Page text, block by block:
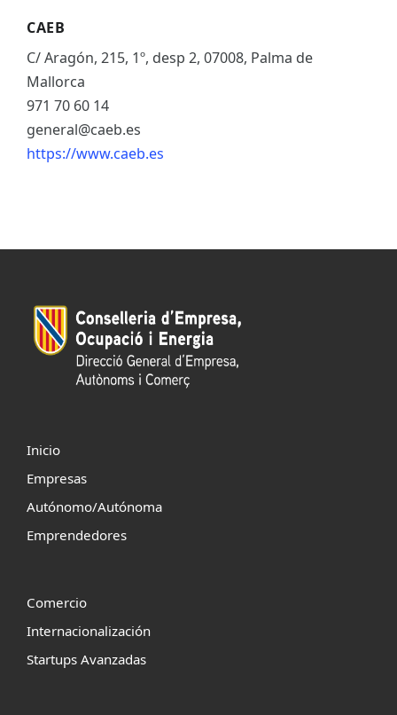
CAEB
C/ Aragón, 215, 1º, desp 2, 07008, Palma de
Mallorca
971 70 60 14
general@caeb.es
https://www.caeb.es
Inicio
Empresas
Autónomo/Autónoma
Emprendedores
Comercio
Internacionalización
Startups Avanzadas